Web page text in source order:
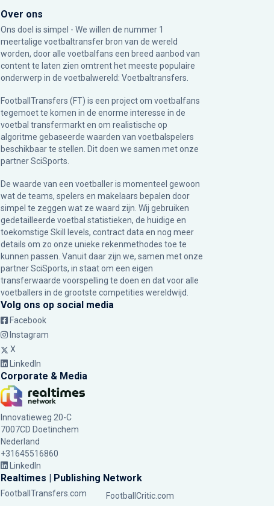
Over ons
Ons doel is simpel - We willen de nummer 1
meertalige voetbaltransfer bron van de wereld
worden, door alle voetbalfans een breed aanbod van
content te laten zien omtrent het meeste populaire
onderwerp in de voetbalwereld: Voetbaltransfers.
FootballTransfers (FT) is een project om voetbalfans
tegemoet te komen in de enorme interesse in de
voetbal transfermarkt en om realistische op
algoritme gebaseerde waarden van voetbalspelers
beschikbaar te stellen. Dit doen we samen met onze
partnerSciSports
De waarde van een voetballer is momenteel gewoon
wat de teams, spelers en makelaars bepalen door
simpel te zeggen wat ze waard zijn. Wij gebruiken
gedetailleerde voetbal statistieken, de huidige en
toekomstige Skill levels, contract data en nog meer
details om zo onze unieke rekenmethodes toe te
kunnen passen. Vanuit daar zijn we, samen met onze
partner SciSports, in staat om een eigen
transferwaarde voorspelling te doen en dat voor alle
voetballers in de grootste competities wereldwijd.
Volg ons op social media
Facebook
Instagram
X
LinkedIn
Corporate & Media
Innovatieweg 20-C
7007CD Doetinchem
Nederland
+31645516860
LinkedIn
Realtimes | Publishing Network
FootballTransfers.com
FootballCritic.com